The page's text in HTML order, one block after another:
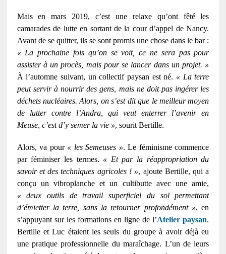
Mais en mars 2019, c’est une relaxe qu’ont fêté les
camarades de lutte en sortant de la cour d’appel de Nancy.
Avant de se quitter, ils se sont promis une chose dans le bar :
« La prochaine fois qu’on se voit, ce ne sera pas pour
assister à un procès, mais pour se lancer dans un projet. »
À l’automne suivant, un collectif paysan est né. « La terre
peut servir à nourrir des gens, mais ne doit pas ingérer les
déchets nucléaires. Alors, on s’est dit que le meilleur moyen
de lutter contre l’Andra, qui veut enterrer l’avenir en
Meuse, c’est d’y semer la vie », sourit Bertille.
Alors, va pour « les Semeuses ». Le féminisme commence
par féminiser les termes. « Et par la réappropriation du
savoir et des techniques agricoles ! », ajoute Bertille, qui a
conçu un vibroplanche et un cultibutte avec une amie,
« deux outils de travail superficiel du sol permettant
d’émietter la terre, sans la retourner profondément », en
s’appuyant sur les formations en ligne de l’Atelier paysan.
Bertille et Luc étaient les seuls du groupe à avoir déjà eu
une pratique professionnelle du maraîchage. L’un de leurs